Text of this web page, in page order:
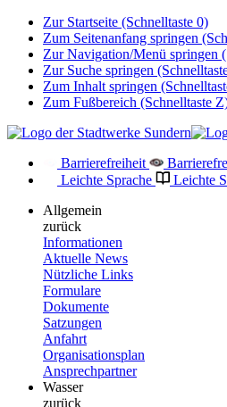
Zur Startseite (Schnelltaste 0)
Zum Seitenanfang springen
Zur Navigation/Menü springen
Zur Suche springen
Zum Inhalt springen
Zum Fußbereich (Schnelltaste
Barrierefreiheit
Leichte Sprache
Leichte
Allgemein
zurück
Informationen
Aktuelle News
Nützliche Links
Formulare
Dokumente
Satzungen
Anfahrt
Organisationsplan
Ansprechpartner
Wasser
zurück